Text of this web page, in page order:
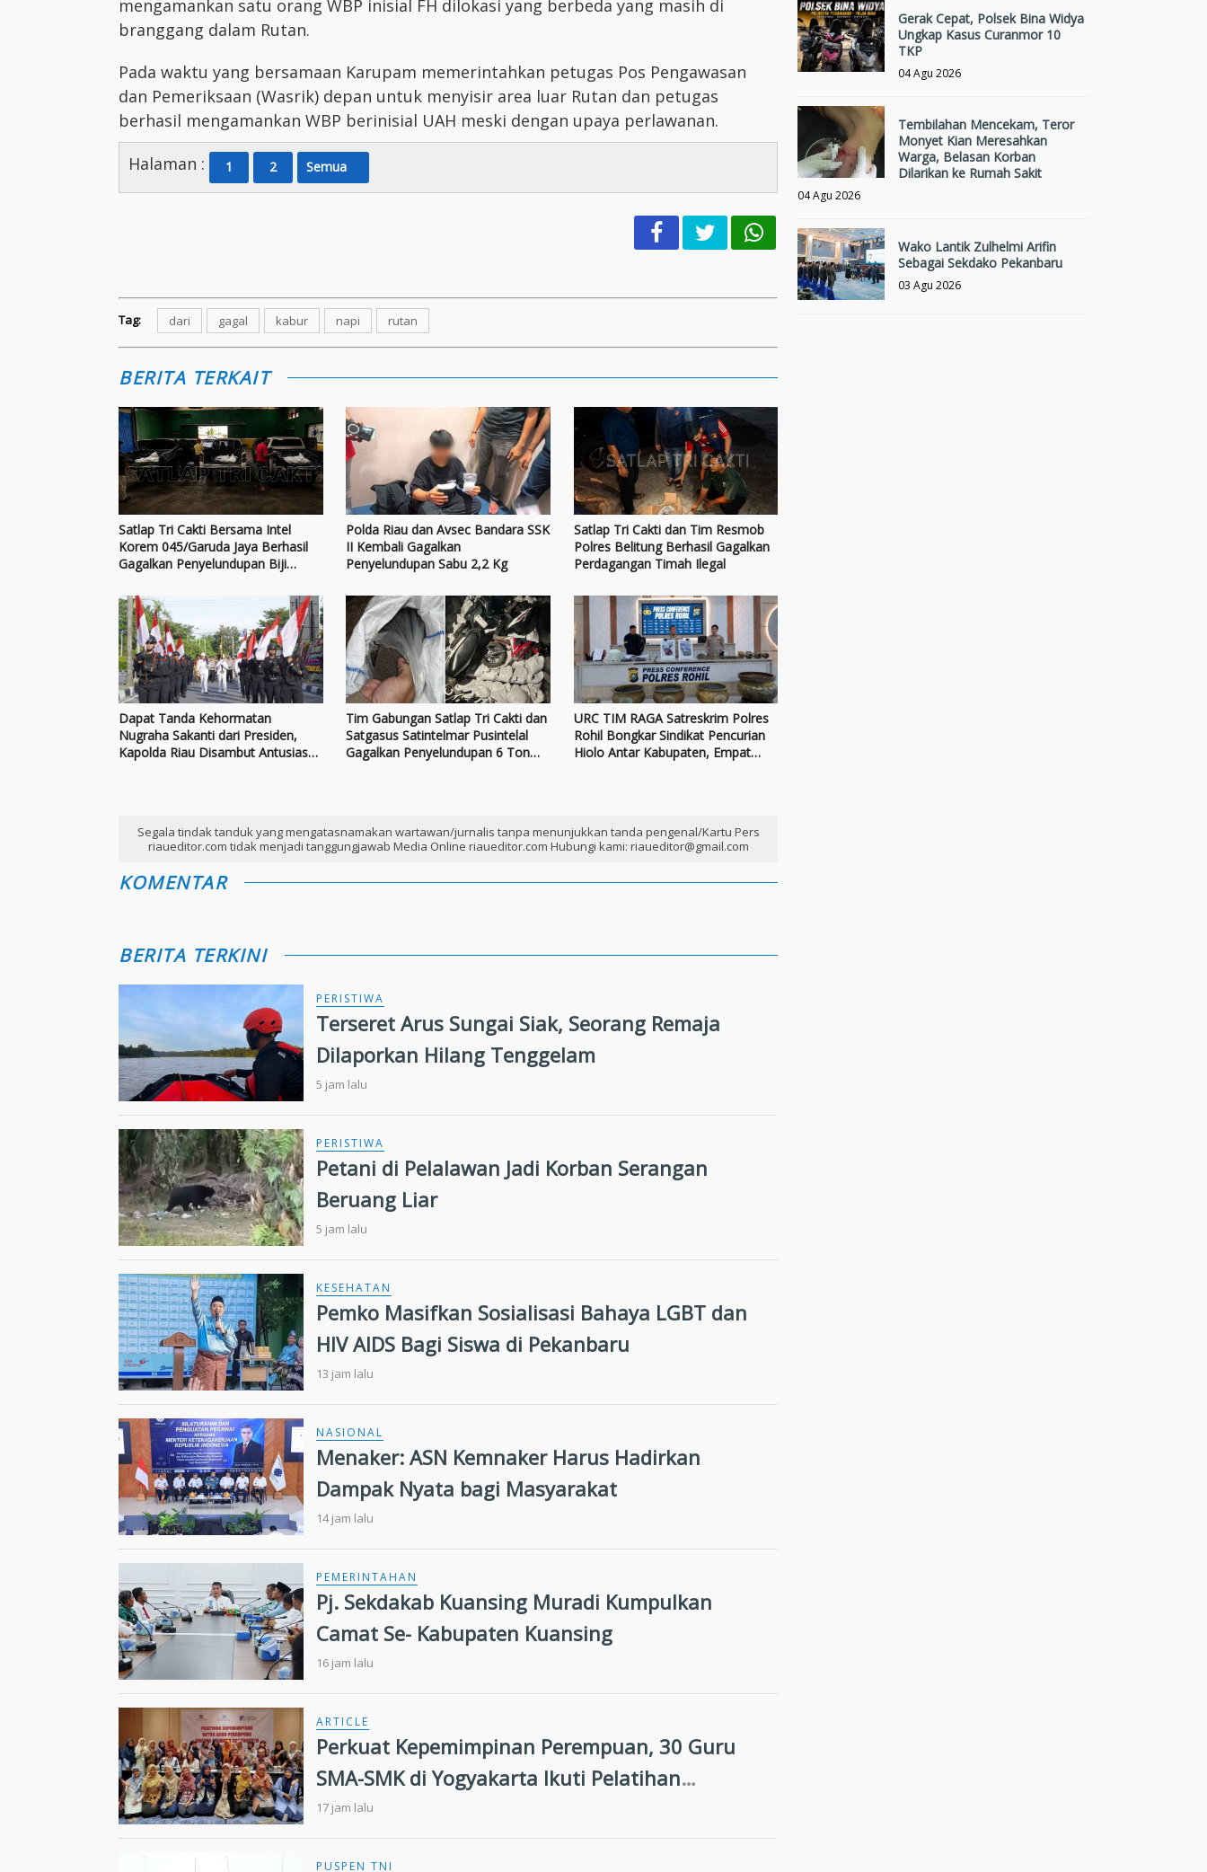
mengamankan satu orang WBP inisial FH dilokasi yang berbeda yang masih di
branggang dalam Rutan.
Pada waktu yang bersamaan Karupam memerintahkan petugas Pos Pengawasan
dan Pemeriksaan (Wasrik) depan untuk menyisir area luar Rutan dan petugas
berhasil mengamankan WBP berinisial UAH meski dengan upaya perlawanan.
Halaman :
1 2 Semua
Tag: dari gagal kabur napi rutan
BERITA TERKAIT
Satlap Tri Cakti Bersama Intel
Korem 045/Garuda Jaya Berhasil
Gagalkan Penyelundupan Biji
Polda Riau dan Avsec Bandara SSK
II Kembali Gagalkan
Penyelundupan Sabu 2,2 Kg
Satlap Tri Cakti dan Tim Resmob
Polres Belitung Berhasil Gagalkan
Perdagangan Timah Ilegal
Dapat Tanda Kehormatan
Nugraha Sakanti dari Presiden,
Kapolda Riau Disambut Antusias
Tim Gabungan Satlap Tri Cakti dan
Satgasus Satintelmar Pusintelal
Gagalkan Penyelundupan 6 Ton
URC TIM RAGA Satreskrim Polres
Rohil Bongkar Sindikat Pencurian
Hiolo Antar Kabupaten, Empat
Segala tindak tanduk yang mengatasnamakan wartawan/jurnalis tanpa menunjukkan tanda pengenal/Kartu Pers
riaueditor.com tidak menjadi tanggungjawab Media Online riaueditor.com Hubungi kami: riaueditor@gmail.com
KOMENTAR
BERITA TERKINI
PERISTIWA
Terseret Arus Sungai Siak, Seorang Remaja
Dilaporkan Hilang Tenggelam
5 jam lalu
PERISTIWA
Petani di Pelalawan Jadi Korban Serangan
Beruang Liar
5 jam lalu
KESEHATAN
Pemko Masifkan Sosialisasi Bahaya LGBT dan
HIV AIDS Bagi Siswa di Pekanbaru
13 jam lalu
NASIONAL
Menaker: ASN Kemnaker Harus Hadirkan
Dampak Nyata bagi Masyarakat
14 jam lalu
PEMERINTAHAN
Pj. Sekdakab Kuansing Muradi Kumpulkan
Camat Se- Kabupaten Kuansing
16 jam lalu
ARTICLE
Perkuat Kepemimpinan Perempuan, 30 Guru
SMA-SMK di Yogyakarta Ikuti Pelatihan
Kepemimpinan
17 jam lalu
PUSPEN TNI
Gerak Cepat, Polsek Bina Widya
Ungkap Kasus Curanmor 10
TKP
04 Agu 2026
Tembilahan Mencekam, Teror
Monyet Kian Meresahkan
Warga, Belasan Korban
Dilarikan ke Rumah Sakit
04 Agu 2026
Wako Lantik Zulhelmi Arifin
Sebagai Sekdako Pekanbaru
03 Agu 2026